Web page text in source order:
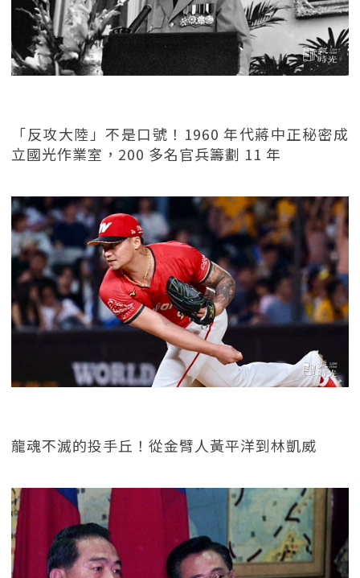
「反攻大陸」不是口號！1960 年代蔣中正秘密成
立國光作業室，200 多名官兵籌劃 11 年
龍魂不滅的投手丘！從金臂人黃平洋到林凱威